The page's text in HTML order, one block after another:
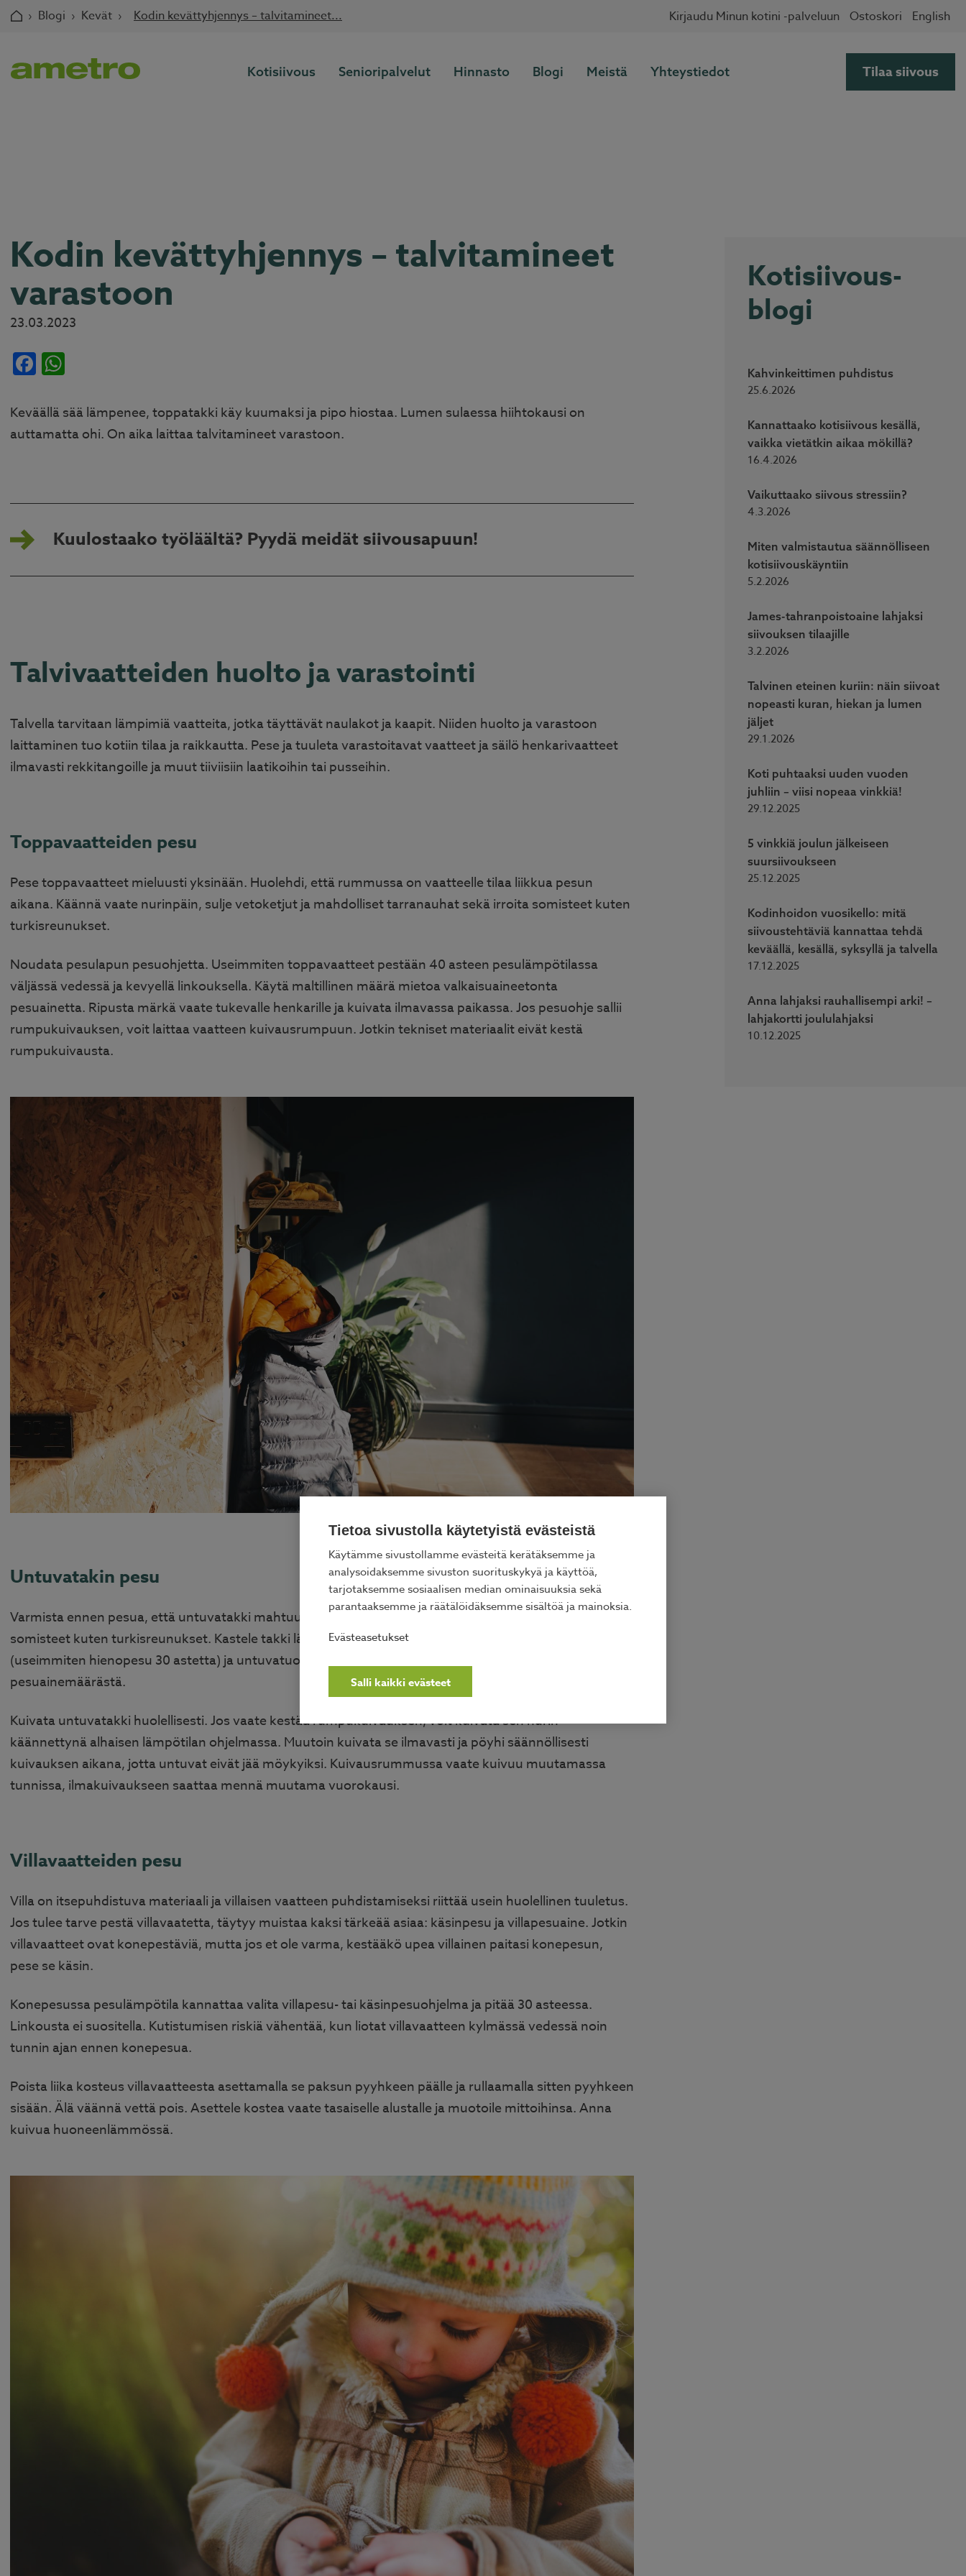
Skip › Blogi › Kevät › Kodin kevättyhjennys – talvitamineet... Kirjaudu Minun kotini -palveluun Ostoskori English
Kotisiivous Senioripalvelut Hinnasto Blogi Meistä Yhteystiedot Tilaa siivous
✖
Kodin kevättyhjennys – talvitamineet
varastoon
23.03.2023
Facebook
Keväällä sää lämpenee, toppatakki käy kuumaksi ja pipo hiostaa. Lumen sulaessa hiihtokausi on
auttamatta ohi. On aika laittaa talvitamineet varastoon.
Kuulostaako työläältä? Pyydä meidät siivousapuun!
Talvivaatteiden huolto ja varastointi
Talvella tarvitaan lämpimiä vaatteita, jotka täyttävät naulakot ja kaapit. Niiden huolto ja varastoon
laittaminen tuo kotiin tilaa ja raikkautta. Pese ja tuuleta varastoitavat vaatteet ja säilö henkarivaatteet
ilmavasti rekkitangoille ja muut tiiviisiin laatikoihin tai pusseihin.
Toppavaatteiden pesu
Pese toppavaatteet mieluusti yksinään. Huolehdi, että rummussa on vaatteelle tilaa liikkua pesun
aikana. Käännä vaate nurinpäin, sulje vetoketjut ja mahdolliset tarranauhat sekä irroita somisteet kuten
turkisreunukset.
Noudata pesulapun pesuohjetta. Useimmiten toppavaatteet pestään 40 asteen pesulämpötilassa
väljässä vedessä ja kevyellä linkouksella. Käytä maltillinen määrä mietoa valkaisuaineetonta
pesuainetta. Ripusta märkä vaate tukevalle henkarille ja kuivata ilmavassa paikassa. Jos pesuohje sallii
rumpukuivauksen, voit laittaa vaatteen kuivausrumpuun. Jotkin tekniset materiaalit eivät kestä
rumpukuivausta.
Untuvatakin pesu
Varmista ennen pesua, että untuvatakki mahtuu pesukoneeseen. Sulje vetoketjut ja tarrat ja poista
somisteet kuten turkisreunukset. Kastele takki läpikotaisin. Käytä pesulapun mukaista pesuohjelmaa
(useimmiten hienopesu 30 astetta) ja untuvatuotteille tarkoitettua pesuainetta 1/3 normaalista
pesuainemäärästä.
Kuivata untuvatakki huolellisesti. Jos vaate kestää rumpukuivauksen, voit kuivata sen nurin
käännettynä alhaisen lämpötilan ohjelmassa. Muutoin kuivata se ilmavasti ja pöyhi säännöllisesti
kuivauksen aikana, jotta untuvat eivät jää möykyiksi. Kuivausrummussa vaate kuivuu muutamassa
tunnissa, ilmakuivaukseen saattaa mennä muutama vuorokausi.
Villavaatteiden pesu
Villa on itsepuhdistuva materiaali ja villaisen vaatteen puhdistamiseksi riittää usein huolellinen tuuletus.
Jos tulee tarve pestä villavaatetta, täytyy muistaa kaksi tärkeää asiaa: käsinpesu ja villapesuaine. Jotkin
villavaatteet ovat konepestäviä, mutta jos et ole varma, kestääkö upea villainen paitasi konepesun,
pese se käsin.
Konepesussa pesulämpötila kannattaa valita villapesu- tai käsinpesuohjelma ja pitää 30 asteessa.
Linkousta ei suositella. Kutistumisen riskiä vähentää, kun liotat villavaatteen kylmässä vedessä noin
tunnin ajan ennen konepesua.
Poista liika kosteus villavaatteesta asettamalla se paksun pyyhkeen päälle ja rullaamalla sitten pyyhkeen
sisään. Älä väännä vettä pois. Asettele kostea vaate tasaiselle alustalle ja muotoile mittoihinsa. Anna
kuivua huoneenlämmössä.
Kotisiivous-
blogi
Kahvinkeittimen puhdistus
25.6.2026
Kannattaako kotisiivous kesällä,
vaikka vietätkin aikaa mökillä?
16.4.2026
Vaikuttaako siivous stressiin?
4.3.2026
Miten valmistautua säännölliseen
kotisiivouskäyntiin
5.2.2026
James-tahranpoistoaine lahjaksi
siivouksen tilaajille
3.2.2026
Talvinen eteinen kuriin: näin siivoat
nopeasti kuran, hiekan ja lumen
jäljet
29.1.2026
Koti puhtaaksi uuden vuoden
juhliin – viisi nopeaa vinkkiä!
29.12.2025
5 vinkkiä joulun jälkeiseen
suursiivoukseen
25.12.2025
Kodinhoidon vuosikello: mitä
siivoustehtäviä kannattaa tehdä
keväällä, kesällä, syksyllä ja talvella
17.12.2025
Anna lahjaksi rauhallisempi arki! –
lahjakortti joululahjaksi
10.12.2025
Tietoa sivustolla käytetyistä evästeistä
Käytämme sivustollamme evästeitä kerätäksemme ja
analysoidaksemme sivuston suorituskykyä ja käyttöä,
tarjotaksemme sosiaalisen median ominaisuuksia sekä
parantaaksemme ja räätälöidäksemme sisältöä ja mainoksia.
Evästeasetukset
Salli kaikki evästeet